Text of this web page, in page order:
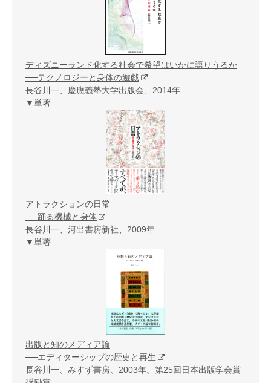
ディズニーランド化する社会で希望はいかに語りうるか
──テクノロジーと身体の遊戯
長谷川一、慶應義塾大学出版会、2014年
▼単著
アトラクションの日常
──踊る機械と身体
長谷川一、河出書房新社、2009年
▼単著
出版と知のメディア論
──エディターシップの歴史と再生
長谷川一、みすず書房、2003年。第25回日本出版学会賞